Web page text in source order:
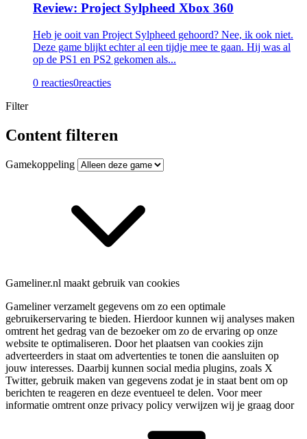
Review: Project Sylpheed Xbox 360
Heb je ooit van Project Sylpheed gehoord? Nee, ik ook niet.
Deze game blijkt echter al een tijdje mee te gaan. Hij was al
op de PS1 en PS2 gekomen als...
0 reacties0reacties
Filter
Content filteren
Gamekoppeling
Gameliner.nl maakt gebruik van cookies
Gameliner verzamelt gegevens om zo een optimale
gebruikerservaring te bieden. Hierdoor kunnen wij analyses maken
omtrent het gedrag van de bezoeker om zo de ervaring op onze
website te optimaliseren. Door het plaatsen van cookies zijn
adverteerders in staat om advertenties te tonen die aansluiten op
jouw interesses. Daarbij kunnen social media plugins, zoals X
Twitter, gebruik maken van gegevens zodat je in staat bent om op
berichten te reageren en deze eventueel te delen. Voor meer
informatie omtrent onze privacy policy verwijzen wij je graag door